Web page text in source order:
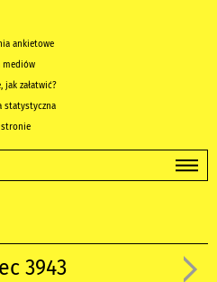
ankietowe
mediów
jak załatwić?
statystyczna
stronie
3943